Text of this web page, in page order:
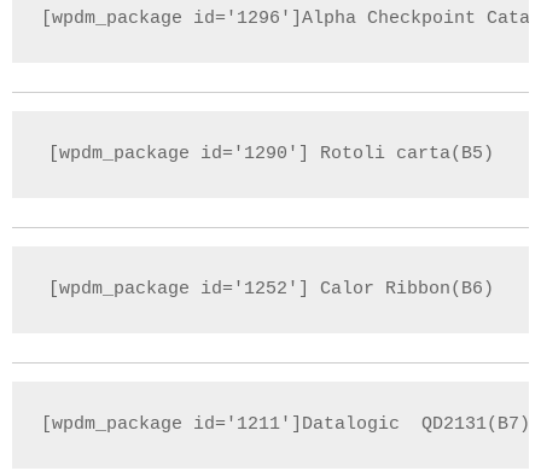
[wpdm_package id='1296']Alpha Checkpoint
[wpdm_package id='1290'] Rotoli carta(B5)
[wpdm_package id='1252'] Calor Ribbon(B6)
[wpdm_package id='1211']Datalogic  QD2131(B7)